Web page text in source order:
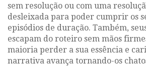
sem resolução ou com uma
desleixada para poder cumprir os
episódios de duração. Também,
escapam do roteiro sem mãos
maioria perder a sua essência e
narrativa avança tornando-os